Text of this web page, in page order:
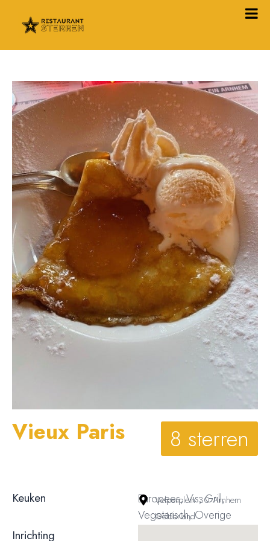
Vieux Paris 8 sterren
Keuken
Europees, Vis, Grill,
Vegetarisch, Overige
Inrichting
Velperplein 30 Arnhem
Gelderland